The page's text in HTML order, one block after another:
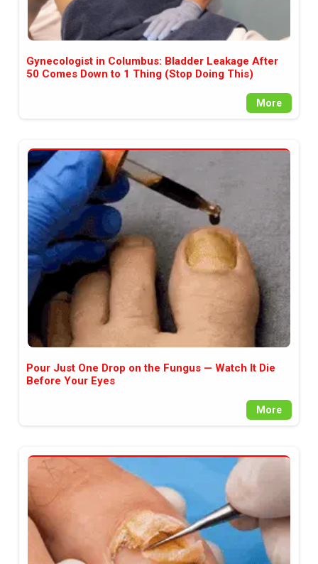
Gynecologist in Columbus: Bladder Leakage After
50 Comes Down to 1 Thing (Stop Doing This)
More
Pour Just One Drop on the Fungus — Watch It Die
Before Your Eyes
More